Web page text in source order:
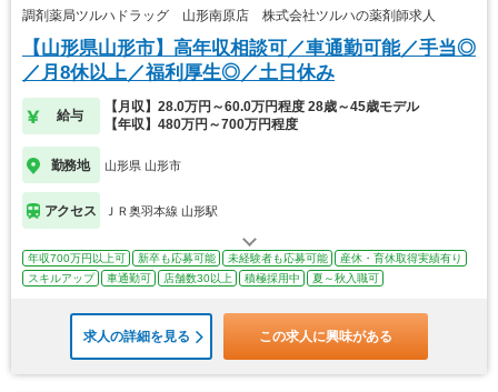
調剤薬局ツルハドラッグ 山形南原店 株式会社ツルハの薬剤師求人
【山形県山形市】高年収相談可／車通勤可能／手当◎
／月8休以上／福利厚生◎／土日休み
給与
【月収】28.0万円～60.0万円程度 28歳～45歳モデル
【年収】480万円～700万円程度
勤務地 山形県 山形市
アクセス ＪＲ奥羽本線 山形駅
年収700万円以上可 新卒も応募可能 未経験者も応募可能
産休・育休取得実績有り
スキルアップ
車通勤可 店舗数30以上 積極採用中 夏～秋入職可
求人の詳細を見る この求人に興味がある